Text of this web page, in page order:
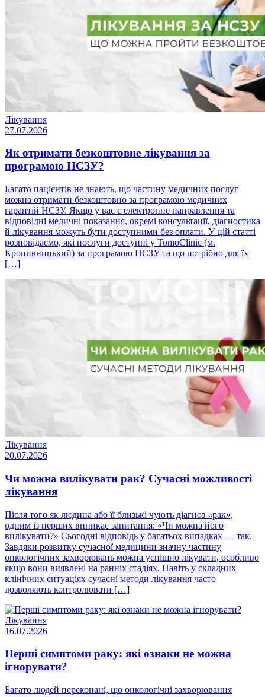
Лікування
27.07.2026
Як отримати безкоштовне лікування за
програмою НСЗУ?
Багато пацієнтів не знають, що частину медичних послуг
можна отримати безкоштовно за програмою медичних
гарантій НСЗУ. Якщо у вас є електронне направлення та
відповідні медичні показання, окремі консультації, діагностика
й лікування можуть бути доступними без оплати. У цій статті
розповідаємо, які послуги доступні у TomoClinic (м.
Кропивницький) за програмою НСЗУ та що потрібно для їх
[…]
Лікування
20.07.2026
Чи можна вилікувати рак? Сучасні можливості
лікування
Після того як людина або її близькі чують діагноз «рак»,
одним із перших виникає запитання: «Чи можна його
вилікувати?» Сьогодні відповідь у багатьох випадках — так.
Завдяки розвитку сучасної медицини значну частину
онкологічних захворювань можна успішно лікувати, особливо
якщо вони виявлені на ранніх стадіях. Навіть у складних
клінічних ситуаціях сучасні методи лікування часто
дозволяють контролювати […]
Лікування
16.07.2026
Перші симптоми раку: які ознаки не можна
ігнорувати?
Багато людей переконані, що онкологічні захворювання